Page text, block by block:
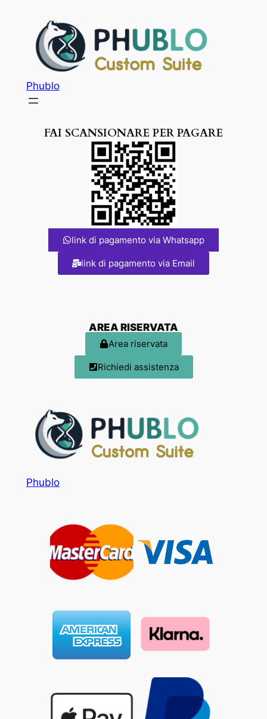
Phublo
FAI SCANSIONARE PER PAGARE
link di pagamento via Whatsapp
link di pagamento via Email
AREA RISERVATA
Area riservata
Richiedi assistenza
Phublo